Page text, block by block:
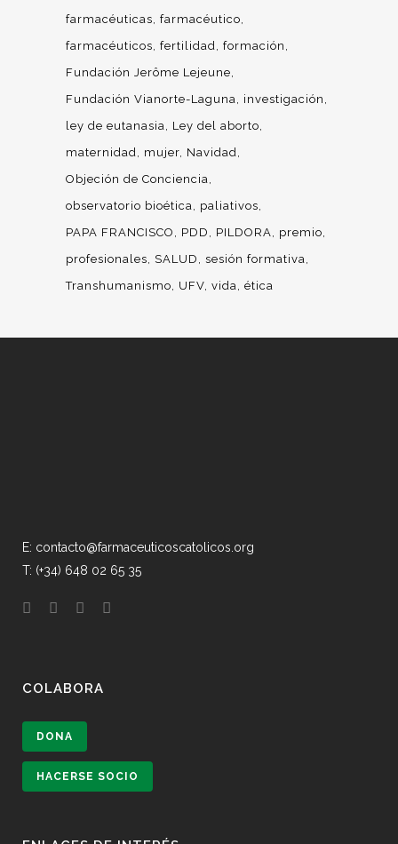
farmacéuticas farmacéutico
farmacéuticos fertilidad formación
Fundación Jerôme Lejeune
Fundación Vianorte-Laguna
investigación
ley de eutanasia
Ley del aborto
maternidad
mujer Navidad
Objeción de Conciencia
observatorio bioética
paliativos
PAPA FRANCISCO
PDD PILDORA
premio
profesionales
SALUD
sesión formativa
Transhumanismo
UFV vida ética
E: contacto@farmaceuticoscatolicos.org
T: (+34) 648 02 65 35
COLABORA
DONA
HACERSE SOCIO